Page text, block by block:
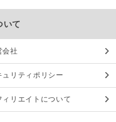
いて
会社
ュリティポリシー
ィリエイトについて